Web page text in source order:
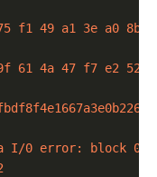
49 a1 3e a0 8b
4a 47 f7 e2 52 dc
I/0 error: block